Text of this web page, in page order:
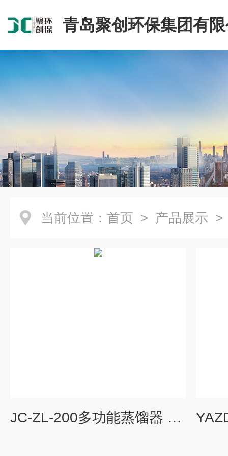
青岛聚创环保集团有
当前位置： 首页 > 产品展示
JC-ZL-200多功能蒸馏器 分子蒸馏设备